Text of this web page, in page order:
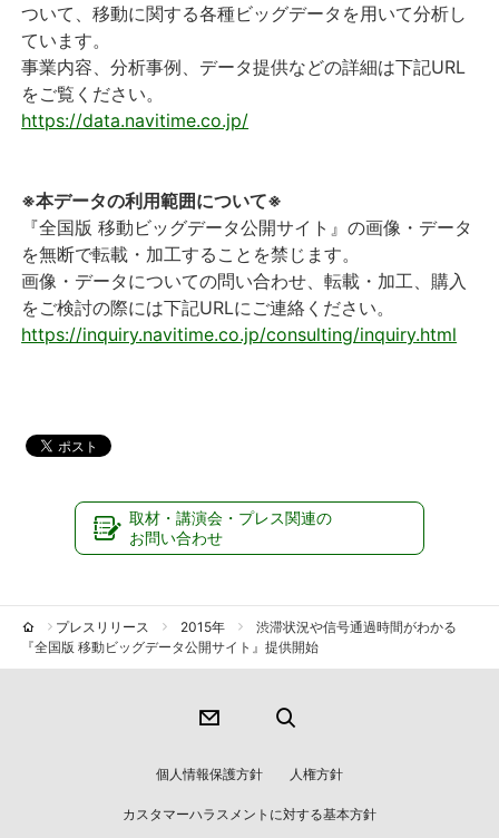
ついて、移動に関する各種ビッグデータを用いて分析し
ています。
事業内容、分析事例、データ提供などの詳細は下記URL
をご覧ください。
https://data.navitime.co.jp/
※本データの利用範囲について※
『全国版 移動ビッグデータ公開サイト』の画像・データ
を無断で転載・加工することを禁じます。
画像・データについての問い合わせ、転載・加工、購入
をご検討の際には下記URLにご連絡ください。
https://inquiry.navitime.co.jp/consulting/inquiry.html
取材・講演会・プレス関連の
お問い合わせ
プレスリリース 2015年
渋滞状況や信号通過時間がわかる
『全国版 移動ビッグデータ公開サイト』提供開始
個人情報保護方針 人権方針
カスタマーハラスメントに対する基本方針